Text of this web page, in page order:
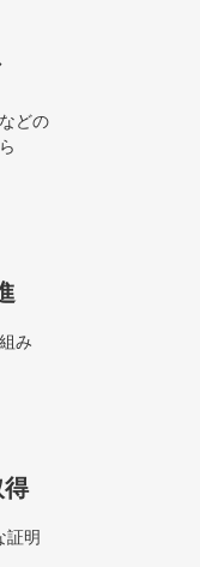
どの
み
証明